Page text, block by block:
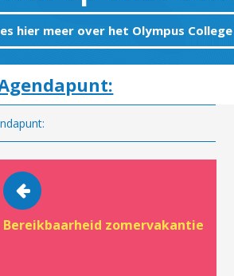
hier meer over het Olympus College
Bereikbaarheid zomervakantie